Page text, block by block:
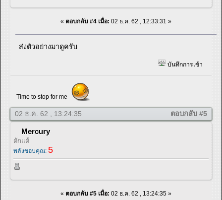
« ตอบกลับ #4 เมื่อ: 02 ธ.ค. 62 , 12:33:31 »
ส่งตัวอย่างมาดูครับ
บันทึกการเข้า
Time to stop for me
02 ธ.ค. 62 , 13:24:35 ตอบกลับ #5
Mercury
ดักแด้
พลังขอบคุณ: 5
« ตอบกลับ #5 เมื่อ: 02 ธ.ค. 62 , 13:24:35 »